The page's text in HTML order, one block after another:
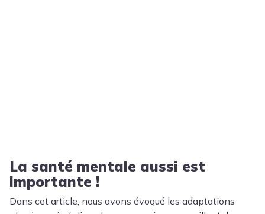
La santé mentale aussi est
importante !
Dans cet article, nous avons évoqué les adaptations